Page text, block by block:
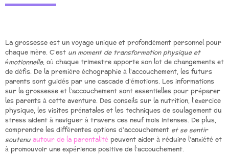
La grossesse est un voyage unique et profondément personnel pour
chaque mère. C’est un moment de transformation physique et
émotionnelle, où chaque trimestre apporte son lot de changements et
de défis. De la première échographie à l’accouchement, les futurs
parents sont guidés par une cascade d’émotions. Les informations
sur la grossesse et l’accouchement sont essentielles pour préparer
les parents à cette aventure. Des conseils sur la nutrition, l’exercice
physique, les visites prénatales et les techniques de soulagement du
stress aident à naviguer à travers ces neuf mois intenses. De plus,
comprendre les différentes options d’accouchement et se sentir
soutenuautour de la parentalité peuvent aider à réduire l’anxiété et
à promouvoir une expérience positive de l’accouchement.